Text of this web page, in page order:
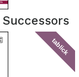
tablick